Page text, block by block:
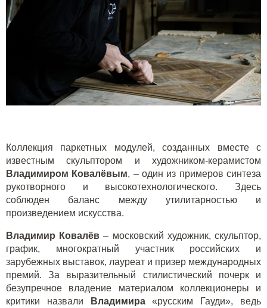
Коллекция паркетных модулей, созданных вместе с
известным скульптором и художником-керамистом
Владимиром Ковалёвым, – один из примеров синтеза
рукотворного и высокотехнологического. Здесь
соблюден баланс между утилитарностью и
произведением искусства.
Владимир Ковалёв – московский художник, скульптор,
график, многократный участник российских и
зарубежных выставок, лауреат и призер международных
премий. За выразительный стилистический почерк и
безупречное владение материалом коллекционеры и
критики назвали
Владимира«русским Гауди», ведь